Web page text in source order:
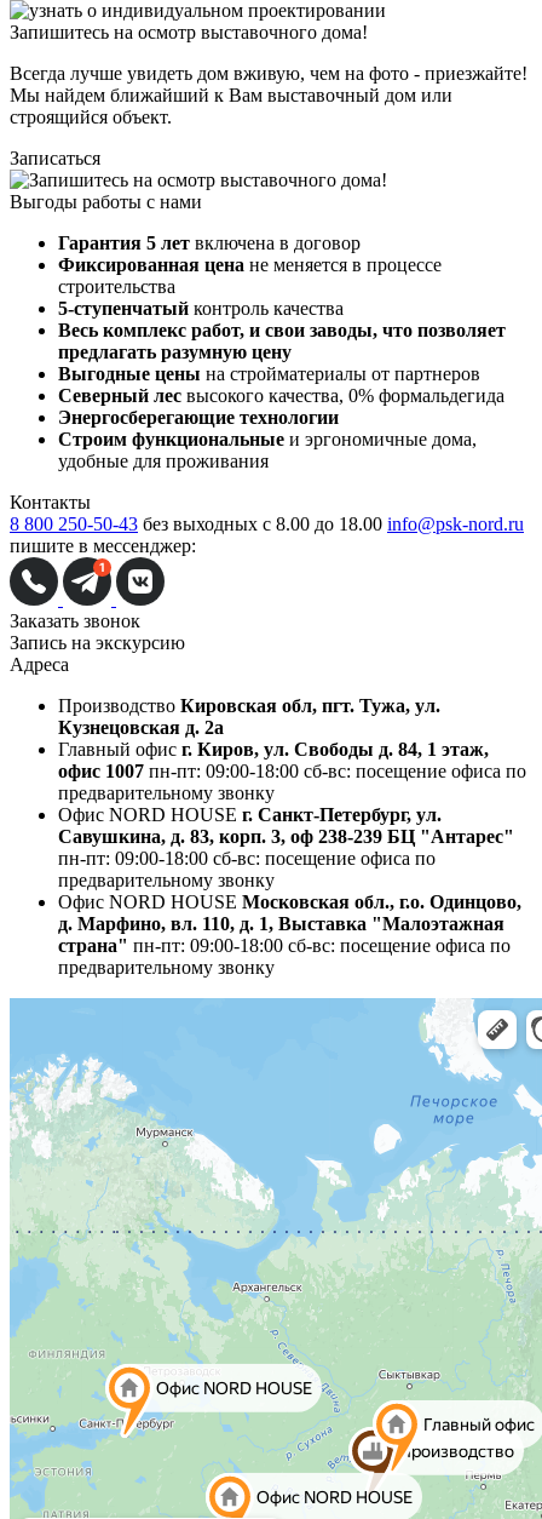
Запишитесь на осмотр выставочного дома!
Всегда лучше увидеть дом вживую, чем на фото - приезжайте!
Мы найдем ближайший к Вам выставочный дом или
строящийся объект.
Записаться
Выгоды работы с нами
Гарантия 5 лет включена в договор
Фиксированная цена не меняется в процессе
строительства
5-ступенчатый контроль качества
Весь комплекс работ, и свои заводы, что позволяет
предлагать разумную цену
Выгодные цены на стройматериалы от партнеров
Северный лес высокого качества, 0% формальдегида
Энергосберегающие технологии
Строим функциональные и эргономичные дома,
удобные для проживания
Контакты
8 800 250-50-43 без выходных с 8.00 до 18.00 info@psk-nord.ru
пишите в мессенджер:
Заказать звонок
Запись на экскурсию
Адреса
Производство Кировская обл, пгт. Тужа, ул.
Кузнецовская д. 2а
Главный офис г. Киров, ул. Свободы д. 84, 1 этаж,
офис 1007 пн-пт: 09:00-18:00 сб-вс: посещение офиса по
предварительному звонку
Офис NORD HOUSE г. Санкт-Петербург, ул.
Савушкина, д. 83, корп. 3, оф 238-239 БЦ "Антарес"
пн-пт: 09:00-18:00 сб-вс: посещение офиса по
предварительному звонку
Офис NORD HOUSE Московская обл., г.о. Одинцово,
д. Марфино, вл. 110, д. 1, Выставка "Малоэтажная
страна" пн-пт: 09:00-18:00 сб-вс: посещение офиса по
предварительному звонку